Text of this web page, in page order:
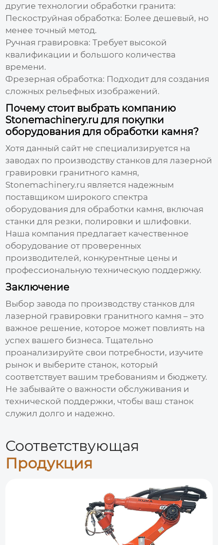
другие технологии обработки гранита:
Пескоструйная обработка: Более дешевый, но
менее точный метод.
Ручная гравировка: Требует высокой
квалификации и большого количества
времени.
Фрезерная обработка: Подходит для создания
сложных рельефных изображений.
Почему стоит выбрать компанию
Stonemachinery.ru для покупки
оборудования для обработки камня?
Хотя данный сайт не специализируется на
заводах по производству станков для лазерной
гравировки гранитного камня,
Stonemachinery.ru является надежным
поставщиком широкого спектра
оборудования для обработки камня, включая
станки для резки, полировки и шлифовки.
Наша компания предлагает качественное
оборудование от проверенных
производителей, конкурентные цены и
профессиональную техническую поддержку.
Заключение
Выборзавода по производству станков для
лазерной гравировки гранитного камня – это
важное решение, которое может повлиять на
успех вашего бизнеса. Тщательно
проанализируйте свои потребности, изучите
рынок и выберите станок, который
соответствует вашим требованиям и бюджету.
Не забывайте о важности обслуживания и
технической поддержки, чтобы ваш станок
служил долго и надежно.
Соответствующая
Продукция